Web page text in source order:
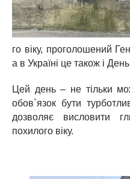
го віку, проголошений
а в Україні це також і
Цей день – не тільки
обов`язок бути
дозволяє висловити
похилого віку.